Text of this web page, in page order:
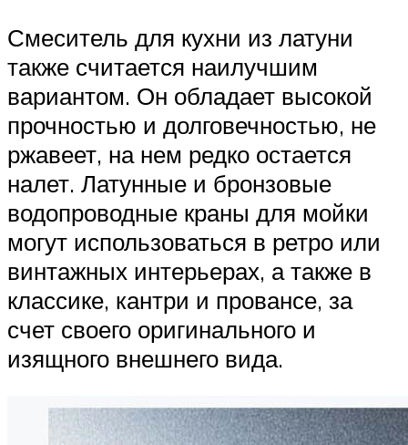
Смеситель для кухни из латуни
также считается наилучшим
вариантом. Он обладает высокой
прочностью и долговечностью, не
ржавеет, на нем редко остается
налет. Латунные и бронзовые
водопроводные краны для мойки
могут использоваться в ретро или
винтажных интерьерах, а также в
классике, кантри и провансе, за
счет своего оригинального и
изящного внешнего вида.